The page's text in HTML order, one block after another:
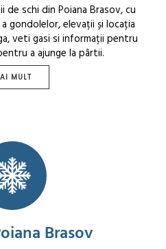
schi din Poiana Brasov, cu
gondolelor, elevații și locația
veti gasi si informații pentru
a ajunge la pârtii.
MULT
Brasov